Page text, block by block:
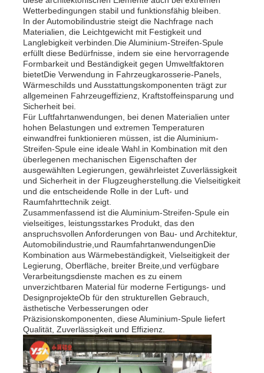
Laminatfolie aus Aluminium
Aluminiumwabenpaneele
Aluminiumbienenwabe
Spiegel Aluminium
Wetterbedingungen stabil und funktionsfähig bleiben.
In der Automobilindustrie steigt die Nachfrage nach
Materialien, die Leichtgewicht mit Festigkeit und
Langlebigkeit verbinden.Die Aluminium-Streifen-Spule
erfüllt diese Bedürfnisse, indem sie eine hervorragende
Formbarkeit und Beständigkeit gegen Umweltfaktoren
bietetDie Verwendung in Fahrzeugkarosserie-Panels,
Wärmeschilds und Ausstattungskomponenten trägt zur
allgemeinen Fahrzeugeffizienz, Kraftstoffeinsparung und
Sicherheit bei.
Für Luftfahrtanwendungen, bei denen Materialien unter
hohen Belastungen und extremen Temperaturen
einwandfrei funktionieren müssen, ist die Aluminium-
Streifen-Spule eine ideale Wahl.in Kombination mit den
überlegenen mechanischen Eigenschaften der
ausgewählten Legierungen, gewährleistet Zuverlässigkeit
und Sicherheit in der Flugzeugherstellung.die Vielseitigkeit
und die entscheidende Rolle in der Luft- und
Raumfahrttechnik zeigt.
Zusammenfassend ist die Aluminium-Streifen-Spule ein
vielseitiges, leistungsstarkes Produkt, das den
anspruchsvollen Anforderungen von Bau- und Architektur,
Automobilindustrie,und RaumfahrtanwendungenDie
Kombination aus Wärmebeständigkeit, Vielseitigkeit der
Legierung, Oberfläche, breiter Breite,und verfügbare
Verarbeitungsdienste machen es zu einem
unverzichtbaren Material für moderne Fertigungs- und
DesignprojekteOb für den strukturellen Gebrauch,
ästhetische Verbesserungen oder
Präzisionskomponenten, diese Aluminium-Spule liefert
Qualität, Zuverlässigkeit und Effizienz.